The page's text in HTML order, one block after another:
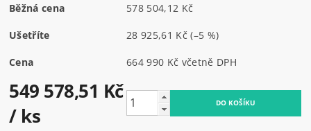
Běžná cena 578 504,12 Kč
Ušetříte 28 925,61 Kč(–5 %)
Cena 664 990 Kč včetně DPH
549 578,51 Kč
/ ks